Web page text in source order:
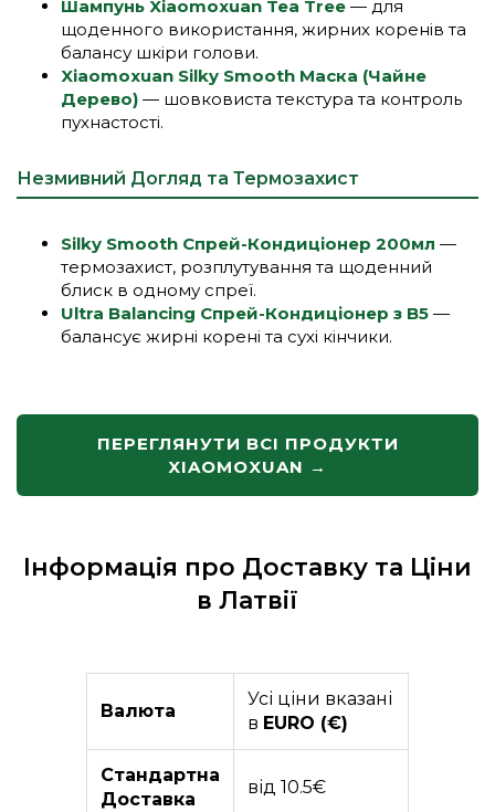
Шампунь Xiaomoxuan Tea Tree — для
щоденного використання, жирних коренів та
балансу шкіри голови.
Xiaomoxuan Silky Smooth Маска (Чайне
Дерево) — шовковиста текстура та контроль
пухнастості.
Незмивний Догляд та Термозахист
Silky Smooth Спрей-Кондиціонер 200мл —
термозахист, розплутування та щоденний
блиск в одному спреї.
Ultra Balancing Спрей-Кондиціонер з B5 —
балансує жирні корені та сухі кінчики.
ПЕРЕГЛЯНУТИ ВСІ ПРОДУКТИ
XIAOMOXUAN →
Інформація про Доставку та Ціни
в Латвії
Валюта
Усі ціни вказані
в EURO (€)
Стандартна
Доставка
від 10.5€